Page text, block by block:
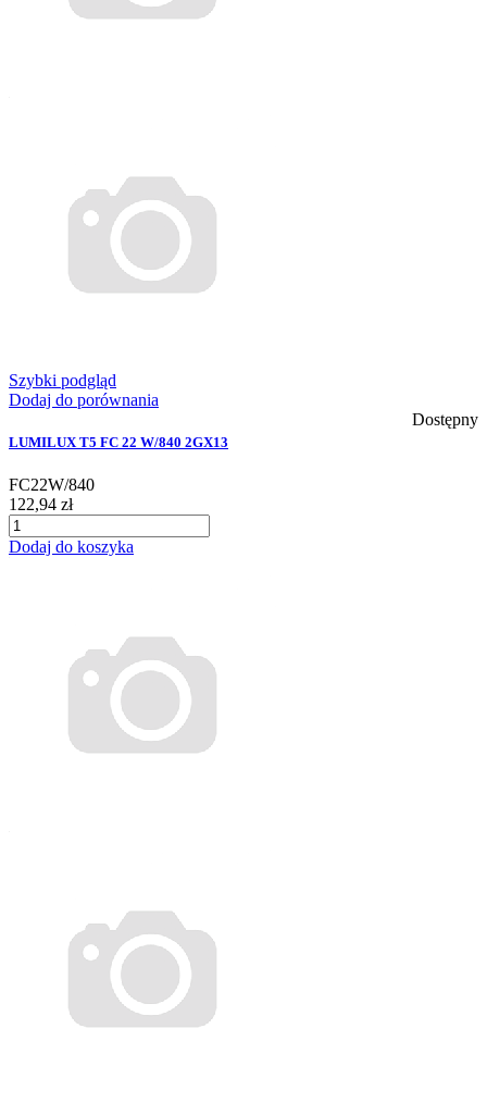
Szybki podgląd
Dodaj do porównania
Dostępny
LUMILUX T5 FC 22 W/840 2GX13
FC22W/840
122,94 zł
Dodaj do koszyka